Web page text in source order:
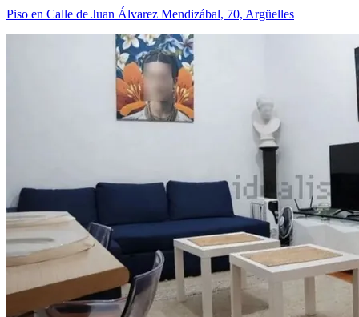
Piso en Calle de Juan Álvarez Mendizábal, 70, Argüelles